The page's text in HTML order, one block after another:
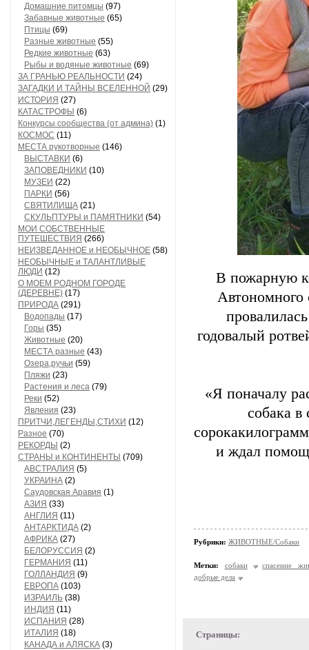
Домашние питомцы (97)
Забавные животные (65)
Птицы (69)
Разные животные (55)
Редкие животные (63)
Рыбы и водяные животные (69)
ЗА ГРАНЬЮ РЕАЛЬНОСТИ (24)
ЗАГАДКИ И ТАЙНЫ ВСЕЛЕННОЙ (29)
ИСТОРИЯ (27)
КАТАСТРОФЫ (6)
Конкурсы сообщества (от админа) (1)
КОСМОС (11)
МЕСТА рукотворные (146)
ВЫСТАВКИ (6)
ЗАПОВЕДНИКИ (10)
МУЗЕИ (22)
ПАРКИ (56)
СВЯТИЛИЩА (21)
СКУЛЬПТУРЫ и ПАМЯТНИКИ (54)
МОИ СОБСТВЕННЫЕ
ПУТЕШЕСТВИЯ (266)
НЕИЗВЕДАННОЕ и НЕОБЫЧНОЕ (58)
НЕОБЫЧНЫЕ и ТАЛАНТЛИВЫЕ
ЛЮДИ (12)
О МОЕМ РОДНОМ ГОРОДЕ
(ДЕРЕВНЕ) (17)
ПРИРОДА (291)
Водопады (17)
Горы (35)
Животные (20)
МЕСТА разные (43)
Озера,ручьи (59)
Пляжи (23)
Растения и леса (79)
Реки (52)
Явления (23)
ПРИТЧИ,ЛЕГЕНДЫ,СТИХИ (12)
Разное (70)
РЕКОРДЫ (2)
СТРАНЫ и КОНТИНЕНТЫ (709)
АВСТРАЛИЯ (5)
УКРАИНА (2)
Саудовская Аравия (1)
АЗИЯ (33)
АНГЛИЯ (11)
АНТАРКТИДА (2)
АФРИКА (27)
БЕЛОРУССИЯ (2)
ГЕРМАНИЯ (11)
ГОЛЛАНДИЯ (9)
ЕВРОПА (103)
ИЗРАИЛЬ (38)
ИНДИЯ (11)
ИСПАНИЯ (28)
ИТАЛИЯ (18)
КАНАДА и АЛЯСКА (3)
В пожарную
Автономного
годовалый
«Я поначалу
собака
и ждал
Рубрики: ЖИВОТНЫЕ/Собаки
Метки: собаки
спасение
добрые дела
Страницы: